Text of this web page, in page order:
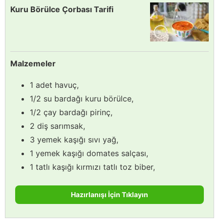
Kuru Börülce Çorbası Tarifi
Malzemeler
1 adet havuç,
1/2 su bardağı kuru börülce,
1/2 çay bardağı pirinç,
2 diş sarımsak,
3 yemek kaşığı sıvı yağ,
1 yemek kaşığı domates salçası,
1 tatlı kaşığı kırmızı tatlı toz biber,
Hazırlanışı İçin Tıklayın